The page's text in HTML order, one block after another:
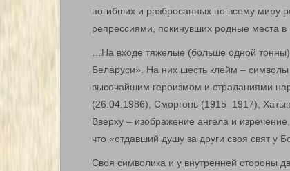
погибших и разбросанных по всему миру
репрессиями, покинувших родные места в
…На входе тяжелые (больше одной
Беларуси». На них шесть клейм –
высочайшим героизмом и страданиями
(26.04.1986), Сморгонь (1915–1917),
Вверху – изображение ангела и
что «отдавший душу за други своя свят у
Своя символика и у внутренней стороны